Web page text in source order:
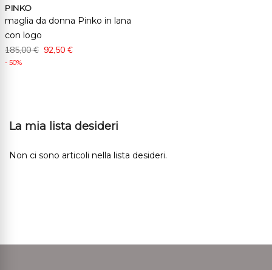
PINKO
maglia da donna Pinko in lana
con logo
185,00 € 92,50 €
- 50%
La mia lista desideri
Non ci sono articoli nella lista desideri.